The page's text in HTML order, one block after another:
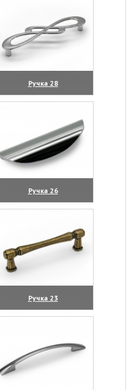
Ручка 28
(увеличить)
Ручка 26
(увеличить)
Ручка 23
(увеличить)